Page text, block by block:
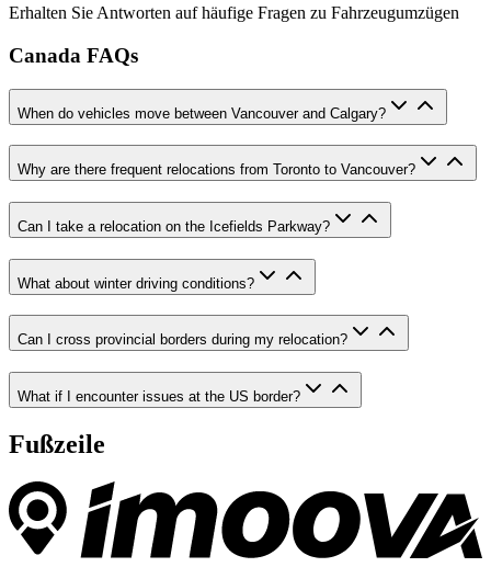
Erhalten Sie Antworten auf häufige Fragen zu Fahrzeugumzügen
Canada FAQs
When do vehicles move between Vancouver and Calgary?
Why are there frequent relocations from Toronto to Vancouver?
Can I take a relocation on the Icefields Parkway?
What about winter driving conditions?
Can I cross provincial borders during my relocation?
What if I encounter issues at the US border?
Fußzeile